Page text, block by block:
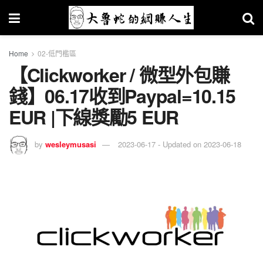
Home 02-低門檻區
【Clickworker / 微型外包賺
錢】06.17收到Paypal=10.15
EUR |下線獎勵5 EUR
by wesleymusasi 2023-06-17 - Updated on 2023-06-18